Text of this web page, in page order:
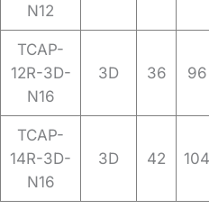
N12
TCAP-
12R-3D-
N16
3D 36 96
TCAP-
14R-3D-
N16
3D 42 104